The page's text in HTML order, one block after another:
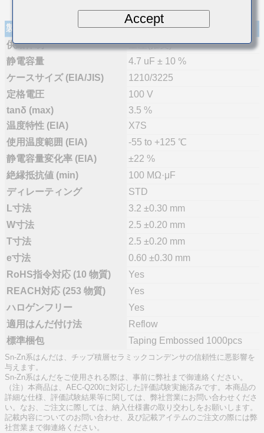
製品仕様
供給体制
量産(推奨)
静電容量
4.7 uF ± 10 %
ケースサイズ (EIA/JIS)
1210/3225
定格電圧
100 V
tanδ (max)
3.5 %
温度特性 (EIA)
X7S
使用温度範囲 (EIA)
-55 to +125 ℃
静電容量変化率 (EIA)
±22 %
絶縁抵抗値 (min)
100 MΩ·μF
ディレーティング
STD
L寸法
3.2 ±0.30 mm
W寸法
2.5 ±0.20 mm
T寸法
2.5 ±0.20 mm
e寸法
0.60 ±0.30 mm
RoHS指令対応 (10 物質)
Yes
REACH対応 (253 物質)
Yes
ハロゲンフリー
Yes
適用はんだ付け法
Reflow
標準梱包
Taping Embossed 1000pcs
Sn-Zn系はんだは、チップ積層セラミックコンデンサの信頼性に悪影響を
与えます。
Sn-Zn系はんだをご使用される際は、事前に弊社まで御連絡ください。
（注）本商品は、AEC-Q200に対応した評価試験実施済みです。本商品の
詳細な仕様、評価試験結果等に関しては、弊社営業にお問い合わせくださ
い。なお、ご注文に際しては、納入仕様書の取り交わしをお願いします。
記載内容についてのお問い合わせ、及び記載アイテムのご注文の際には弊
社営業まで御連絡ください。
Accept